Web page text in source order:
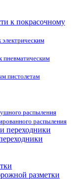
к покрасочному
электрическим
пневматическим
пистолетам
распыления
распыления